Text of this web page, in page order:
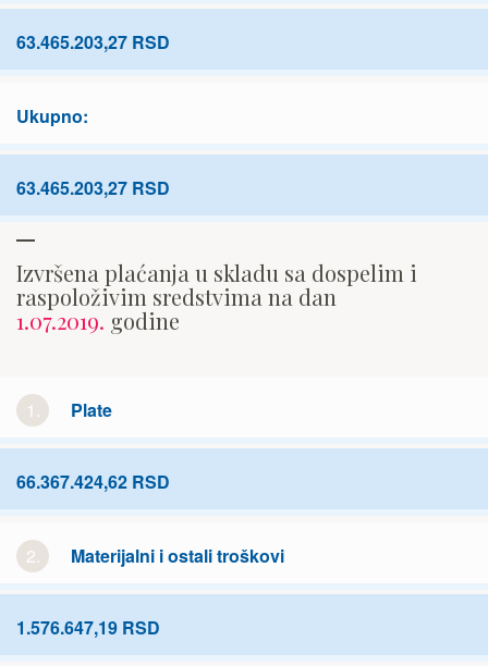
63.465.203,27 RSD
Ukupno:
63.465.203,27 RSD
Izvršena plaćanja u skladu sa dospelim i
raspoloživim sredstvima na dan
1.07.2019. godine
1. Plate
66.367.424,62 RSD
2. Materijalni i ostali troškovi
1.576.647,19 RSD